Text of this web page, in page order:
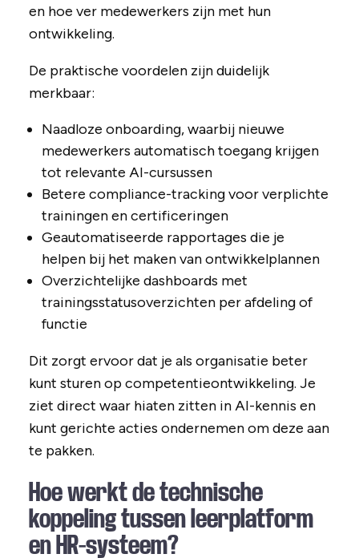
en hoe ver medewerkers zijn met hun
ontwikkeling.
De praktische voordelen zijn duidelijk
merkbaar:
Naadloze onboarding, waarbij nieuwe
medewerkers automatisch toegang krijgen
tot relevante AI-cursussen
Betere compliance-tracking voor verplichte
trainingen en certificeringen
Geautomatiseerde rapportages die je
helpen bij het maken van ontwikkelplannen
Overzichtelijke dashboards met
trainingsstatusoverzichten per afdeling of
functie
Dit zorgt ervoor dat je als organisatie beter
kunt sturen op competentieontwikkeling. Je
ziet direct waar hiaten zitten in AI-kennis en
kunt gerichte acties ondernemen om deze aan
te pakken.
Hoe werkt de technische
koppeling tussen leerplatform
en HR-systeem?